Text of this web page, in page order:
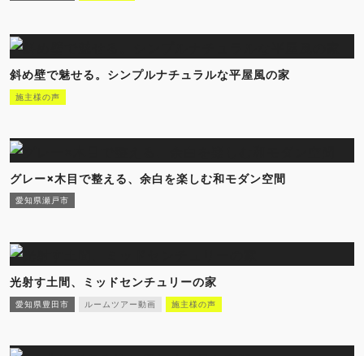
斜め壁で魅せる。シンプルナチュラルな平屋風の家
施主様の声
グレー×木目で整える、余白を楽しむ和モダン空間
愛知県瀬戸市
光射す土間、ミッドセンチュリーの家
愛知県豊田市 ルームツアー動画 施主様の声